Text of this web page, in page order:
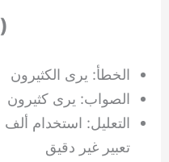
(22)
الخطأ: يرى الكثيرون
الصواب: يرى كثيرون
التعليل: استخدام
تعبير غير دقيق